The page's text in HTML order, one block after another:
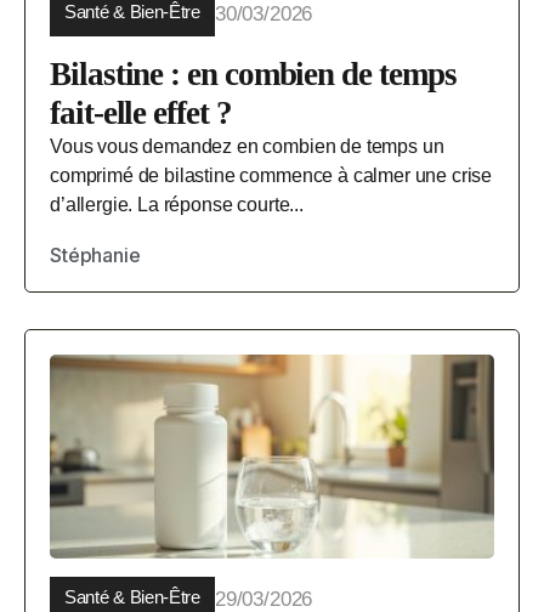
Santé & Bien-Être 30/03/2026
Bilastine : en combien de temps
fait-elle effet ?
Vous vous demandez en combien de temps un
comprimé de bilastine commence à calmer une crise
d’allergie. La réponse courte...
Stéphanie
Santé & Bien-Être 29/03/2026